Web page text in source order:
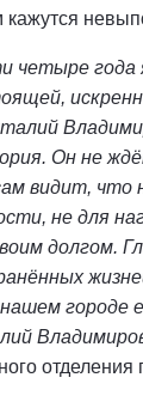
кажутся
четыре года
Он не
видит, что
не для
долгом.
городе